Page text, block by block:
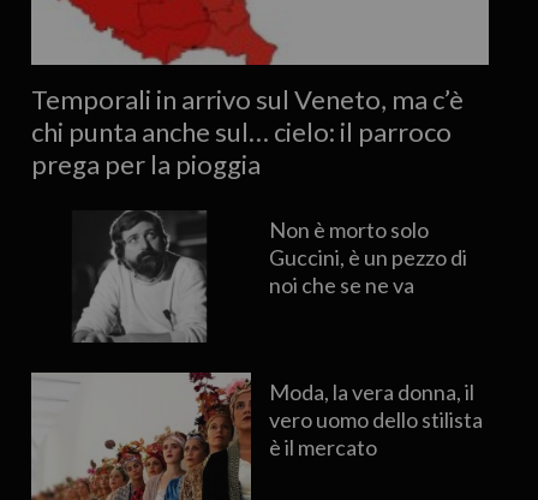
Temporali in arrivo sul Veneto, ma c’è
chi punta anche sul… cielo: il parroco
prega per la pioggia
Non è morto solo
Guccini, è un pezzo di
noi che se ne va
Moda, la vera donna, il
vero uomo dello stilista
è il mercato